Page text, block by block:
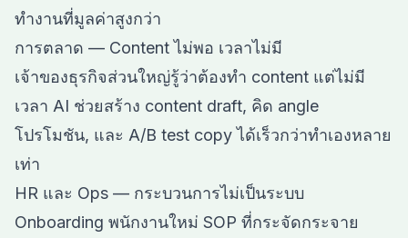
ทำงานที่มูลค่าสูงกว่า
การตลาด — Content ไม่พอ เวลาไม่มี
เจ้าของธุรกิจส่วนใหญ่รู้ว่าต้องทำ content แต่ไม่มี
เวลา AI ช่วยสร้าง content draft, คิด angle
โปรโมชัน, และ A/B test copy ได้เร็วกว่าทำเองหลาย
เท่า
HR และ Ops — กระบวนการไม่เป็นระบบ
Onboarding พนักงานใหม่ SOP ที่กระจัดกระจาย